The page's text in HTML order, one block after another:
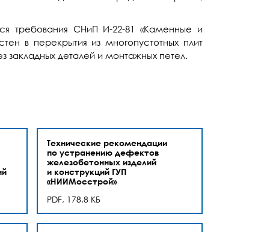
требования СНиП И-22-81 «Каменные и
в перекрытия из многопустотных плит
закладных деталей и монтажных петел.
Технические рекомендации
по устранению дефектов
железобетонных изделий
и конструкций ГУП
«НИИМосстрой»
PDF, 178,8 КБ